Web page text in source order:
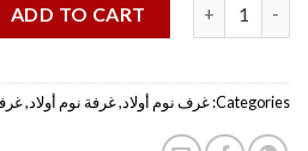
ADD TO CART
Categories: غرف نوم أولاد,غرفة نوم أولاد,